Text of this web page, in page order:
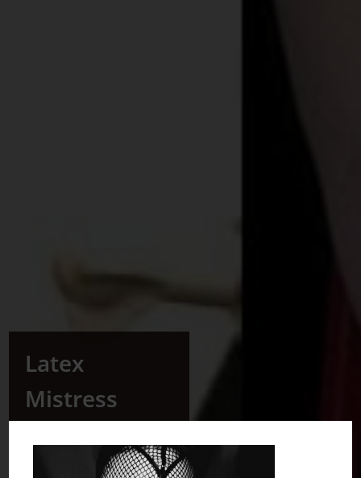
Latex
Mistress
le site de Dame Roxy
Sansya ! Je serai présente